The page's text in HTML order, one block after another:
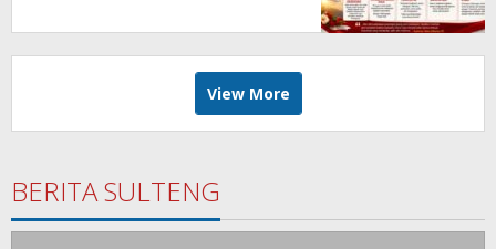
View More
BERITA SULTENG